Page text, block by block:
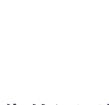
Results